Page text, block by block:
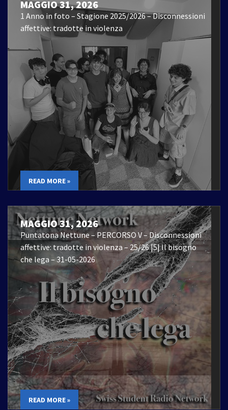
MAGGIO 31, 2026
1 Anno in foto – Stagione 2025/2026 – Disconnessioni
affettive: tradotte in violenza
READ MORE »
MAGGIO 31, 2026
Puntatona Nettune – PERCORSO V – Disconnessioni
affettive: tradotte in violenza – 25/26 |5| Il bisogno
che lega – 31-05-2026
READ MORE »